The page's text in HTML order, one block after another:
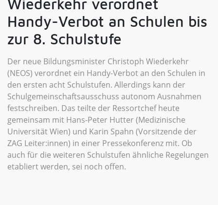
Wiederkehr verordnet
Handy-Verbot an Schulen bis
zur 8. Schulstufe
Der neue Bildungsminister Christoph Wiederkehr
(NEOS) verordnet ein Handy-Verbot an den Schulen in
den ersten acht Schulstufen. Allerdings kann der
Schulgemeinschaftsausschuss autonom Ausnahmen
festschreiben. Das teilte der Ressortchef heute
gemeinsam mit Hans-Peter Hutter (Medizinische
Universität Wien) und Karin Spahn (Vorsitzende der
ZAG Leiter:innen) in einer Pressekonferenz mit. Ob
auch für die weiteren Schulstufen ähnliche Regelungen
etabliert werden, sei noch offen.